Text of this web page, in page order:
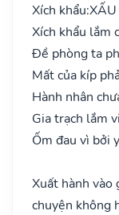
Xích khẩu:XẤU
Xích khẩu lắm
Đề phòng ta
Mất của kíp
Hành nhân
Gia trạch lắm
Ốm đau vì bởi
Xuất hành vào
chuyện không